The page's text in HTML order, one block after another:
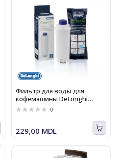
Фильтр для воды для
кофемашины DeLonghi
DLSC002
0
229,00 MDL